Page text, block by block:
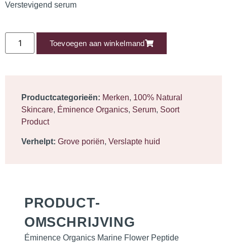
Verstevigend serum
Toevoegen aan winkelmand
Productcategorieën: Merken, 100% Natural
Skincare, Éminence Organics, Serum, Soort
Product
Verhelpt: Grove poriën, Verslapte huid
PRODUCT­
OMSCHRIJVING
Éminence Organics Marine Flower Peptide